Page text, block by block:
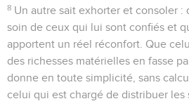
8 Un autre sait exhorter et consoler :
soin de ceux qui lui sont confiés et
apportent un réel réconfort. Que
des richesses matérielles en fasse
donne en toute simplicité, sans
celui qui est chargé de distribuer les